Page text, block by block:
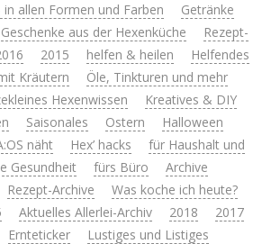
in allen Formen und Farben
Getränke
Geschenke aus der Hexenküche
Rezept-
2015 helfen & heilen
Helfendes
Kräutern
Öle, Tinkturen und mehr
Hexenwissen
Kreatives & DIY
Saisonales Ostern
Halloween
näht Hex’ hacks
für Haushalt und
Gesundheit fürs Büro
Archive
Rezept-Archive
Was koche ich heute?
Aktuelles Allerlei-Archiv 2018
2017
Ernteticker
Lustiges und Listiges